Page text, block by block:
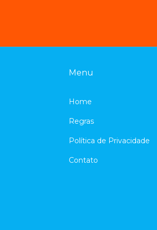
Menu
Home
Regras
Política de Privacidade
Contato